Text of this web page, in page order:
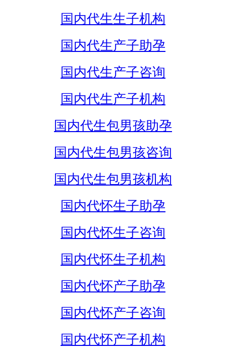
国内代生生子机构
国内代生产子助孕
国内代生产子咨询
国内代生产子机构
国内代生包男孩助孕
国内代生包男孩咨询
国内代生包男孩机构
国内代怀生子助孕
国内代怀生子咨询
国内代怀生子机构
国内代怀产子助孕
国内代怀产子咨询
国内代怀产子机构